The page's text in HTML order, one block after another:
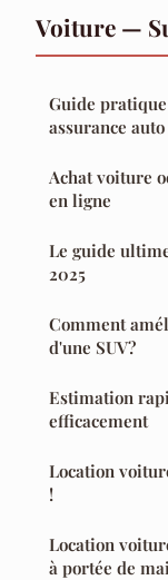
Voiture —
Guide
assurance auto
Achat voiture
en ligne
Le guide
2025
Comment
d'une SUV?
Estimation
efficacement
Location
!
Location
à portée de